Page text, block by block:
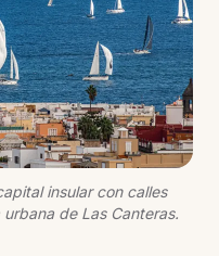
insular con calles
de Las Canteras.